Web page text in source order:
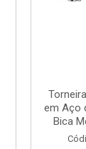
em Aço
Bica